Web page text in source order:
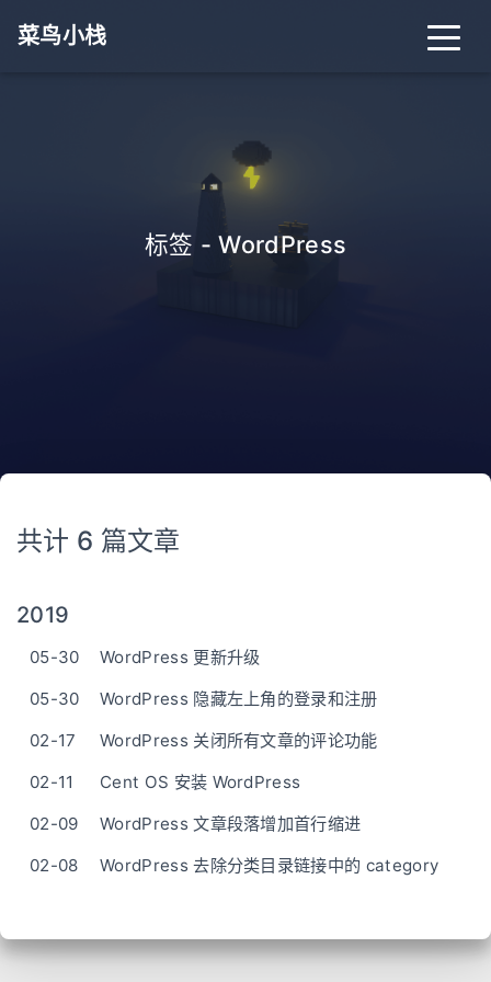
菜鸟小栈
关于
标签 - WordPress
共计 6 篇文章
2019
05-30
WordPress 更新升级
05-30
WordPress 隐藏左上角的登录和注册
02-17
WordPress 关闭所有文章的评论功能
02-11
Cent OS 安装 WordPress
02-09
WordPress 文章段落增加首行缩进
02-08
WordPress 去除分类目录链接中的 category